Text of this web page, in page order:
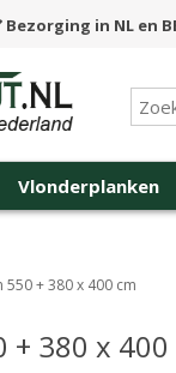
Bezorging in NL en
Vlonderplanken
550 + 380 x 400 cm
+ 380 x 400